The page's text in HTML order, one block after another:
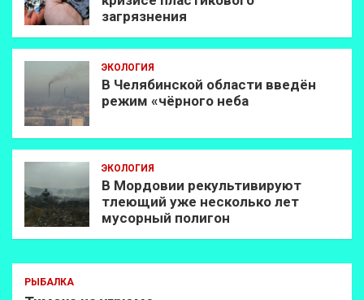
загрязнения
ЭКОЛОГИЯ
В Челябинской области введён
режим «чёрного неба
ЭКОЛОГИЯ
В Мордовии рекультивируют
тлеющий уже несколько лет
мусорный полигон
РЫБАЛКА